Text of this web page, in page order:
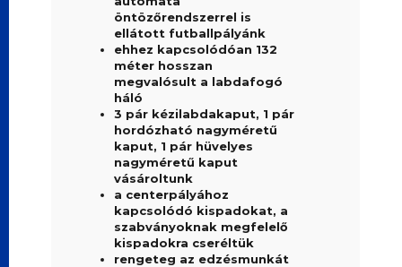
öntözőrendszerrel is
ellátott futballpályánk
ehhez kapcsolódóan 132
méter hosszan
megvalósult a labdafogó
háló
3 pár kézilabdakaput, 1 pár
hordózható nagyméretű
kaput, 1 pár hüvelyes
nagyméretű kaput
vásároltunk
a centerpályához
kapcsolódó kispadokat, a
szabványoknak megfelelő
kispadokra cseréltük
rengeteg az edzésmunkát